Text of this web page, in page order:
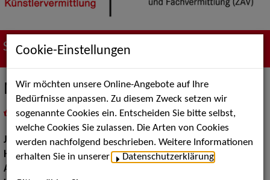
Suche nach Künstler*innen
Milla Martens
als PDF speichern
inMeine Merklistelegen
Jahrgang:2005
Haarfarbe:braun
Augenfarbe:
Cookie-Einstellungen
Wir möchten unsere Online-Angebote auf Ihre
Bedürfnisse anpassen. Zu diesem Zweck setzen wir
sogenannte Cookies ein. Entscheiden Sie bitte selbst,
welche Cookies Sie zulassen. Die Arten von Cookies
werden nachfolgend beschrieben. Weitere Informationen
erhalten Sie in unserer
Datenschutzerklärung